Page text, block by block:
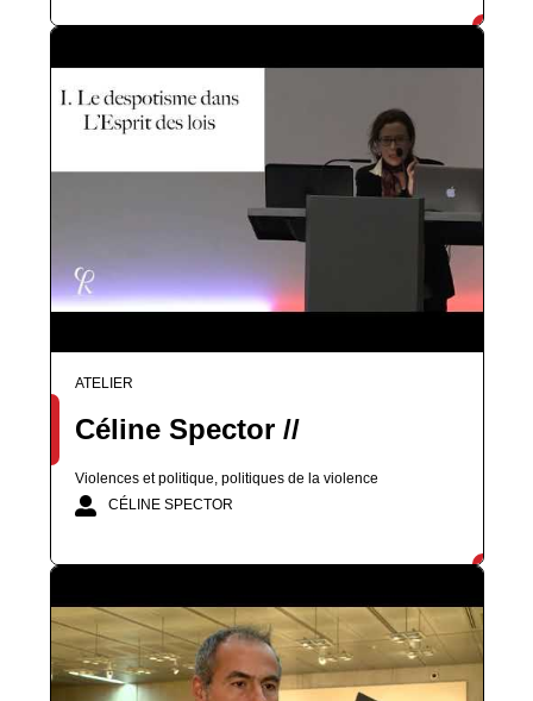
ATELIER
Céline Spector //
Violences et politique, politiques de la violence
CÉLINE SPECTOR